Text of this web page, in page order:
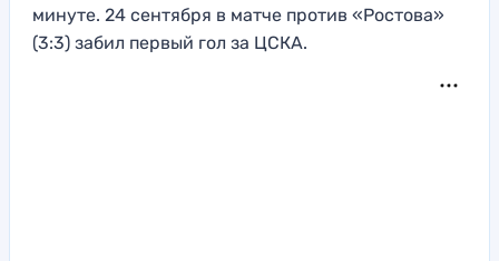
минуте. 24 сентября в матче против «Ростова»
(3:3) забил первый гол за ЦСКА.